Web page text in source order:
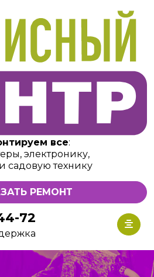
все:
электронику,
садовую технику
РЕМОНТ
72